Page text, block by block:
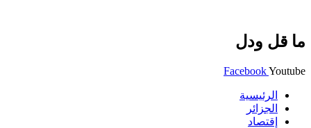
ما قل ودل
FacebookYoutube
الرئيسية
الجزائر
إقتصاد